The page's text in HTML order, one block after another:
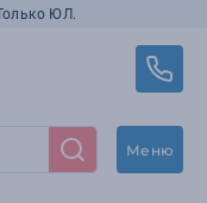
ЮЛ.
Меню